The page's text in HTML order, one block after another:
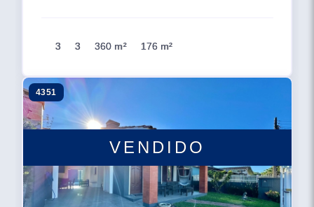
3 3 360 m² 176 m²
VENDIDO
4351